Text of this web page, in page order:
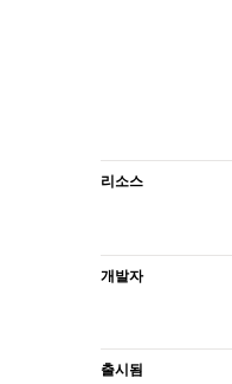
리소스
개발자
출시됨